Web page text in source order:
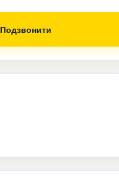
Подзвонити